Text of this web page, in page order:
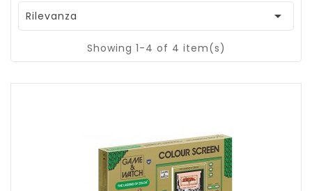
Rilevanza 
Showing 1-4 of 4 item(s)